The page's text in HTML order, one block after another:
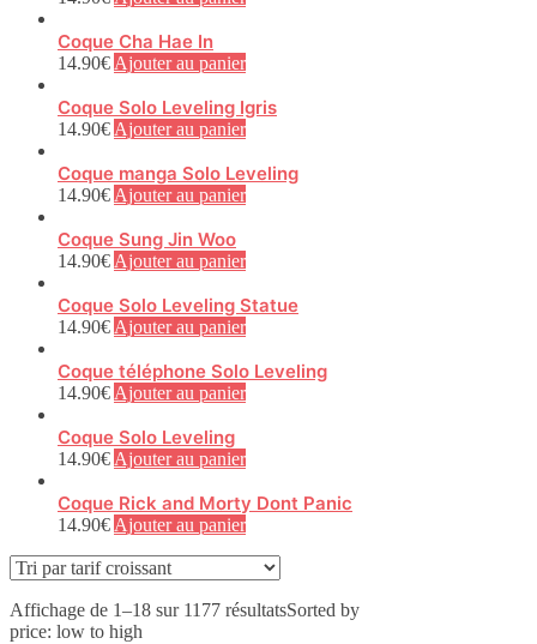
Coque Cha Hae In
14.90€Ajouter au panier
Coque Solo Leveling Igris
14.90€Ajouter au panier
Coque manga Solo Leveling
14.90€Ajouter au panier
Coque Sung Jin Woo
14.90€Ajouter au panier
Coque Solo Leveling Statue
14.90€Ajouter au panier
Coque téléphone Solo Leveling
14.90€Ajouter au panier
Coque Solo Leveling
14.90€Ajouter au panier
Coque Rick and Morty Dont Panic
14.90€Ajouter au panier
Affichage de 1–18 sur 1177 résultatsSorted by
price: low to high